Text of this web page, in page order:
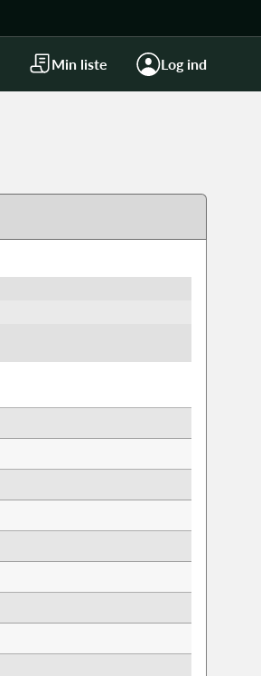
Min liste Log ind